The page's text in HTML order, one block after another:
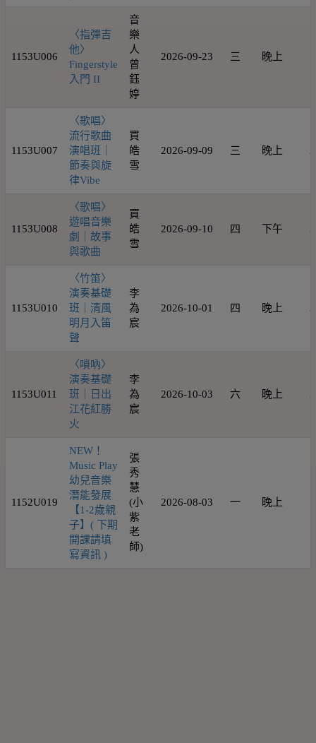
1153U006
〈指彈吉
他〉
Fingerstyle
入門 II
音
樂
人
曾
鈺
婷
2026-09-23 三 晚上
1153U007
〈歌唱〉
流行歌曲
演唱班｜
節奏與旋
律Vibe
買
皓
雪
2026-09-09 三 晚上
1153U008
〈歌唱〉
遊唱音樂
劇｜故事
與歌曲
買
皓
雪
2026-09-10 四 下午
1153U010
〈竹笛〉
演奏基礎
班｜清風
明月入笛
聲
李
為
宸
2026-10-01 四 晚上
1153U011
〈嗩吶〉
演奏基礎
班｜日出
江花紅勝
火
李
為
宸
2026-10-03 六 晚上
1152U019
NEW！
Music Play
幼兒音樂
潛能發展
【1-2歲親
子】( 下期
開課請填
寫資訊 )
張
秀
慧
(小
紫
老
師)
2026-08-03 一 晚上